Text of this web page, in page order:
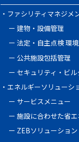
ファシリティマネジメ
建物・設備管理
法定・自主点検 環
公共施設包括管理
セキュリティ・ビ
エネルギーソリューシ
サービスメニュー
施設に合わせた省
ZEBソリューション